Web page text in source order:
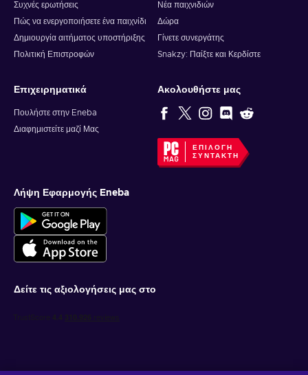
Συχνές ερωτήσεις
Πώς να ενεργοποιήσετε ένα παιχνίδι
Δημιουργία αιτήματος υποστήριξης
Πολιτική Επιστροφών
Νέα παιχνιδιών
Δώρα
Γίνετε συνεργάτης
Snakzy: Παίξτε και Κερδίστε
Επιχειρηματικά
Πουλήστε στην Eneba
Διαφημιστείτε μαζί Μας
Ακολουθήστε μας
ΕΠΙΛΟΓΉ
ΣΥΝΤΆΚΤΗ
Λήψη Εφαρμογής Eneba
Δείτε τις αξιολογήσεις μας στο